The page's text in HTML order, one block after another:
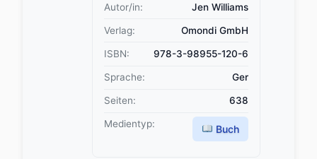
Autor/in: Jen Williams
Verlag: Omondi GmbH
ISBN: 978-3-98955-120-6
Sprache: Ger
Seiten: 638
Medientyp: Buch